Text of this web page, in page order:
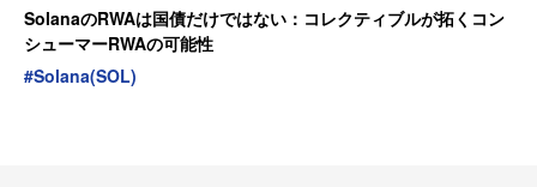
SolanaのRWAは国債だけではない：コレクティブルが拓くコン
シューマーRWAの可能性
#Solana(SOL)